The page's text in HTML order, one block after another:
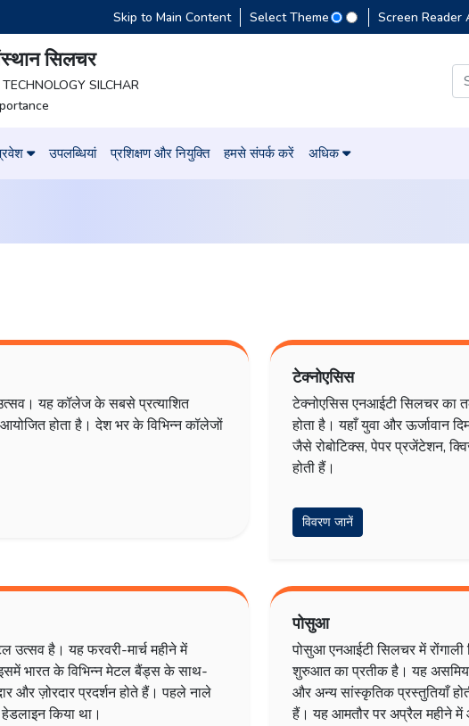
Skip to Main Content Select Theme Screen Reader
संस्थान सिलचर
SILCHAR
उपलब्धियां प्रशिक्षण और नियुक्ति हमसे संपर्क करें अधिक
यह कॉलेज के सबसे प्रत्याशित
होता है। देश भर के विभिन्न कॉलेजों
टेक्नोएसिस
टेक्नोएसिस एनआईटी सिलचर का
होता है। यहाँ युवा और ऊर्जावान
जैसे रोबोटिक्स, पेपर प्रजेंटेशन,
होती हैं।
विवरण जानें
उत्सव है। यह फरवरी-मार्च महीने में
भारत के विभिन्न मेटल बैंड्स के साथ-
और ज़ोरदार प्रदर्शन होते हैं। पहले नाले
किया था।
पोसुआ
पोसुआ एनआईटी सिलचर में रोंगाली
शुरुआत का प्रतीक है। यह
और अन्य सांस्कृतिक प्रस्तुतियाँ
हैं। यह आमतौर पर अप्रैल महीने में